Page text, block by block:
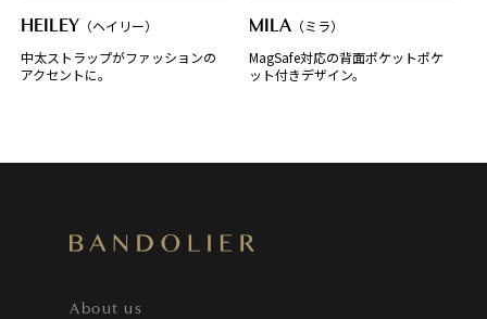
HEILEY（ヘイリー）
中太ストラップがファッションの
アクセントに。
MILA （ミラ）
MagSafe対応の背面ポケットポケ
ット付きデザイン。
About us